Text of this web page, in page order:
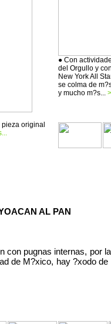
original
● Con
del Orgullo y
New York All
se colma de
y mucho m?s...
AL PAN
con pugnas internas, por
de M?xico, hay ?xodo de